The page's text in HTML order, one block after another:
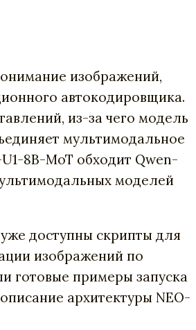
изображений,
автокодировщика.
из-за чего модель
мультимодальное
8B-MoT обходит Qwen-
моделей
доступны скрипты для
изображений по
готовые примеры запуска
архитектуры NEO-